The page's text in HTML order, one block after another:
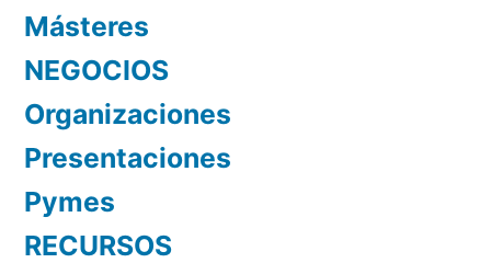
Másteres
NEGOCIOS
Organizaciones
Presentaciones
Pymes
RECURSOS